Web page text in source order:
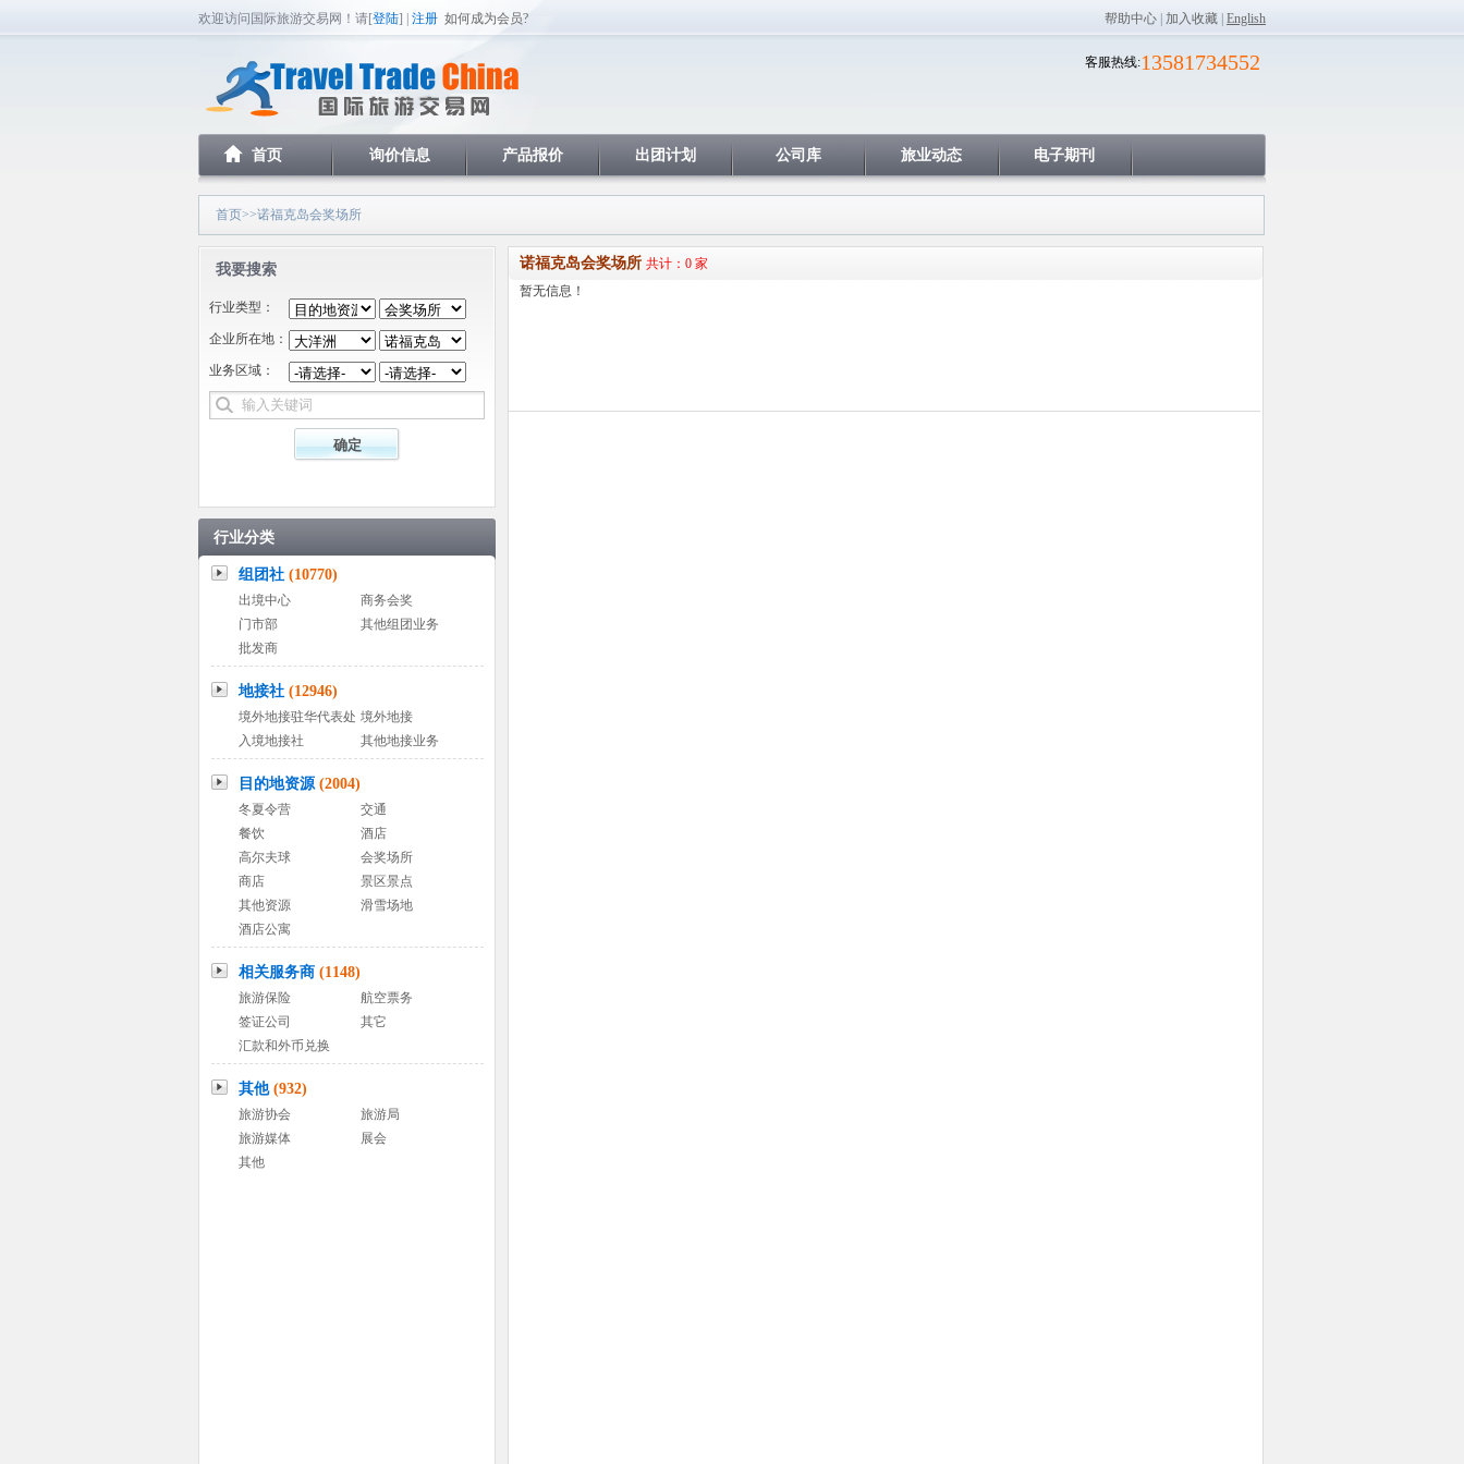
欢迎访问国际旅游交易网！请[登陆] | 注册 如何成为会员? 帮助中心 加入收藏 English
13581734552
客服热线:
首页 询价信息 产品报价 出团计划 公司库 旅业动态 电子期刊
首页>>诺福克岛会奖场所
我要搜索
行业类型：
企业所在地：
业务区域：
行业分类
组团社 (10770)
出境中心
商务会奖
门市部
其他组团业务
批发商
地接社 (12946)
境外地接驻华代表处 境外地接
入境地接社
其他地接业务
目的地资源 (2004)
冬夏令营
交通
餐饮
酒店
高尔夫球
会奖场所
商店
景区景点
其他资源
滑雪场地
酒店公寓
相关服务商 (1148)
旅游保险
航空票务
签证公司
其它
汇款和外币兑换
其他 (932)
旅游协会
旅游局
旅游媒体
展会
其他
诺福克岛会奖场所 共计：0 家
暂无信息！